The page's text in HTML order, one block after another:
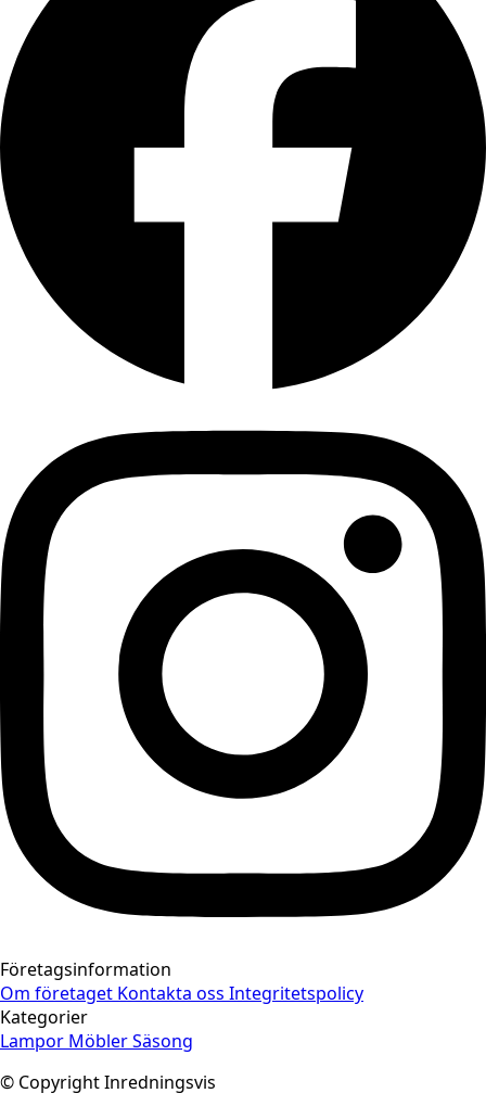
Företagsinformation
Om företaget Kontakta oss Integritetspolicy
Kategorier
Lampor MöblerSäsong
© Copyright Inredningsvis